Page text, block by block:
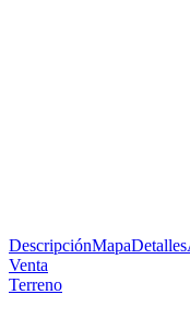
DescripciónMapaDetalles
Venta
Terreno